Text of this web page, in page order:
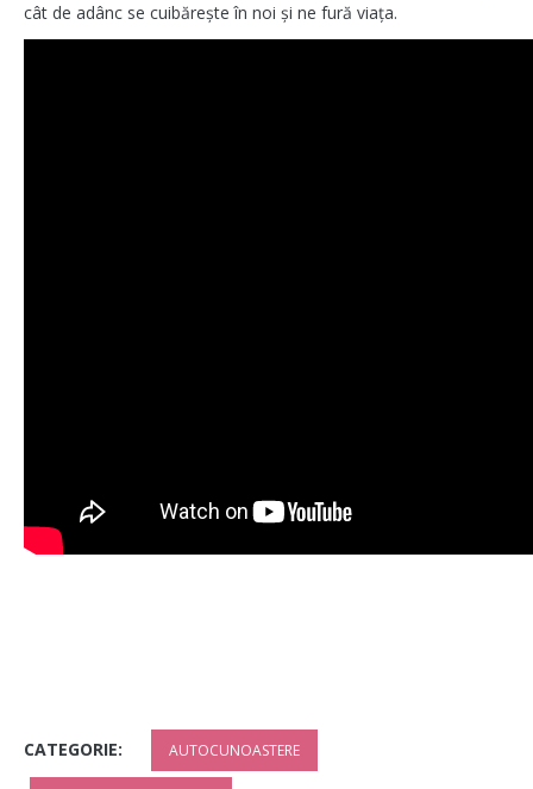
cât de adânc se cuibărește în noi și ne fură viața.
CATEGORIE: AUTOCUNOASTERE